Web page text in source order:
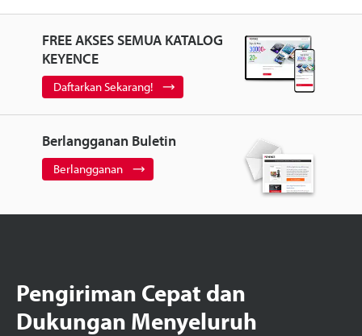
FREE AKSES SEMUA KATALOG
KEYENCE
Daftarkan Sekarang!
Berlangganan Buletin
Berlangganan
Pengiriman Cepat dan
Dukungan Menyeluruh